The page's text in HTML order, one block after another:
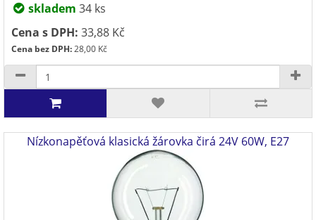
skladem 34 ks
Cena s DPH: 33,88 Kč
Cena bez DPH:28,00 Kč
Nízkonapěťová klasická žárovka čirá 24V 60W, E27